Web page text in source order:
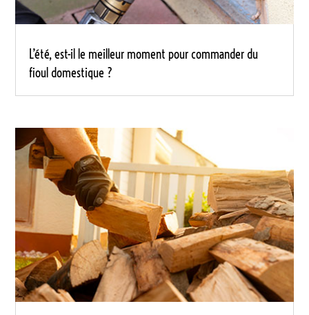
L’été, est-il le meilleur moment pour commander du
fioul domestique ?